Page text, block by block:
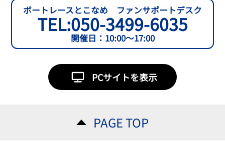
2026年08月02日
【とこなめボート ルーキーシリーズ第15戦】石渡翔一郎 内枠狙うぞ
「足は厳しかったけど、４日目につながって良かった」～とこなめ
2026年08月01日
ボートレースとこなめ ファンサポートデスク
TEL:050-3499-6035
開催日：10:00～17:00
PCサイトを表示
PAGE TOP